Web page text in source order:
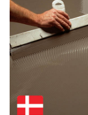
Binder /
Fogmassor
Rengöring
Hållbar miljö
Referencer
KONTAKT
Medarbetare
SE
DK